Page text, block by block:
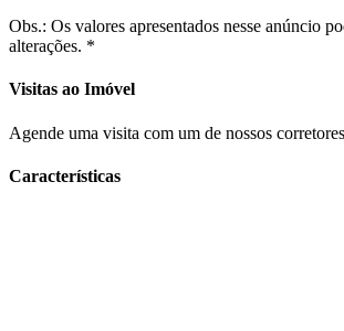
Obs.: Os valores apresentados nesse anúncio
alterações. *
Visitas ao Imóvel
Agende uma visita com um de nossos
Características